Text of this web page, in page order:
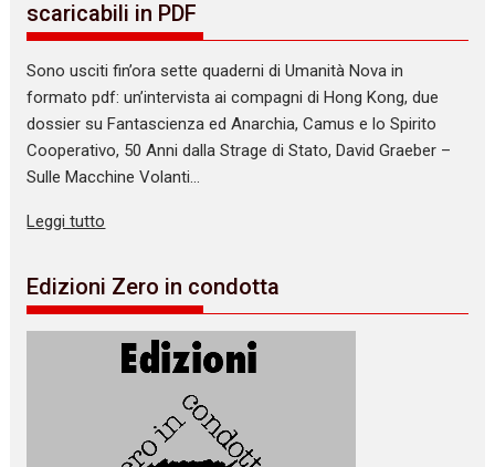
scaricabili in PDF
Sono usciti fin’ora sette quaderni di Umanità Nova in
formato pdf: un’intervista ai compagni di Hong Kong, due
dossier su Fantascienza ed Anarchia, Camus e lo Spirito
Cooperativo, 50 Anni dalla Strage di Stato, David Graeber –
Sulle Macchine Volanti…
Leggi tutto
Edizioni Zero in condotta